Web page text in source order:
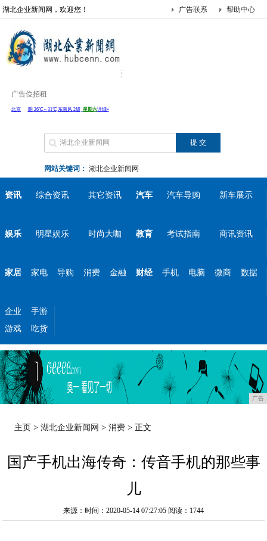
湖北企业新闻网，欢迎您！ 帮助中心
广告联系
广告位招租
网站关键词： 湖北企业新闻网
资讯 综合资讯 其它资讯 汽车 汽车导购 新车展示
娱乐 明星娱乐 时尚大咖 教育 考试指南 商讯资讯
家居 家电 导购 消费 金融 财经 手机 电脑 微商 数据
企业
手游
游戏
吃货
广告
主页 >湖北企业新闻网 >消费 > 正文
国产手机出海传奇：传音手机的那些事
儿
来源：时间：2020-05-14 07:27:05 阅读：1744